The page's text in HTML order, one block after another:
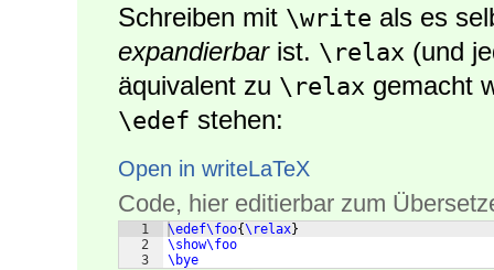
Schreiben mit \write als es
expandierbarist. \relax (und
äquivalent zu \relax gemacht
\edef stehen:
Open in writeLaTeX
Code, hier editierbar zum
1
2
3
\edef\foo{\relax}
\show\foo
\bye